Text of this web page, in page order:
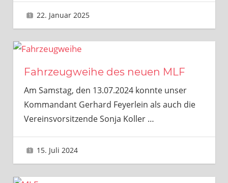
22. Januar 2025
Fahrzeugweihe des neuen MLF
Am Samstag, den 13.07.2024 konnte unser
Kommandant Gerhard Feyerlein als auch die
Vereinsvorsitzende Sonja Koller …
15. Juli 2024